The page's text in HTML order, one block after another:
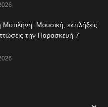
Μουσική, εκπλήξεις
την Παρασκευή 7